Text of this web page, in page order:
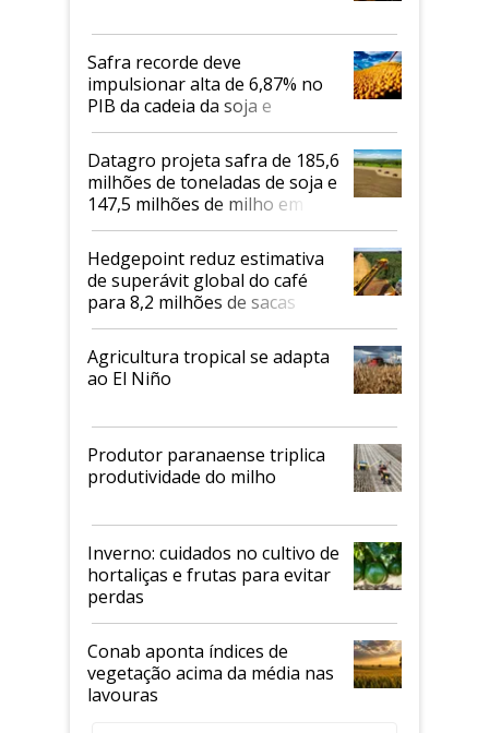
Safra recorde deve
impulsionar alta de 6,87% no
PIB da cadeia da soja e
biodiesel em 2026
Datagro projeta safra de 185,6
milhões de toneladas de soja e
147,5 milhões de milho em
2026/27
Hedgepoint reduz estimativa
de superávit global do café
para 8,2 milhões de sacas
Agricultura tropical se adapta
ao El Niño
Produtor paranaense triplica
produtividade do milho
Inverno: cuidados no cultivo de
hortaliças e frutas para evitar
perdas
Conab aponta índices de
vegetação acima da média nas
lavouras